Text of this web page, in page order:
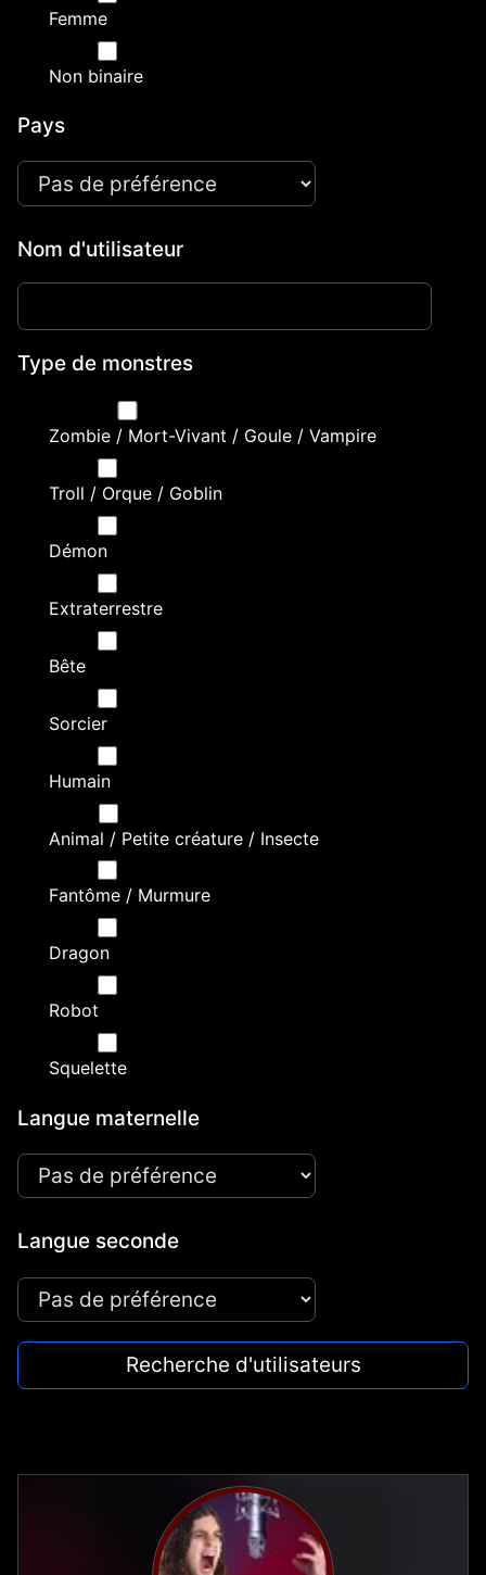
Femme
Non binaire
Pays
Nom d'utilisateur
Type de monstres
Zombie / Mort-Vivant / Goule / Vampire
Troll / Orque / Goblin
Démon
Extraterrestre
Bête
Sorcier
Humain
Animal / Petite créature / Insecte
Fantôme / Murmure
Dragon
Robot
Squelette
Langue maternelle
Langue seconde